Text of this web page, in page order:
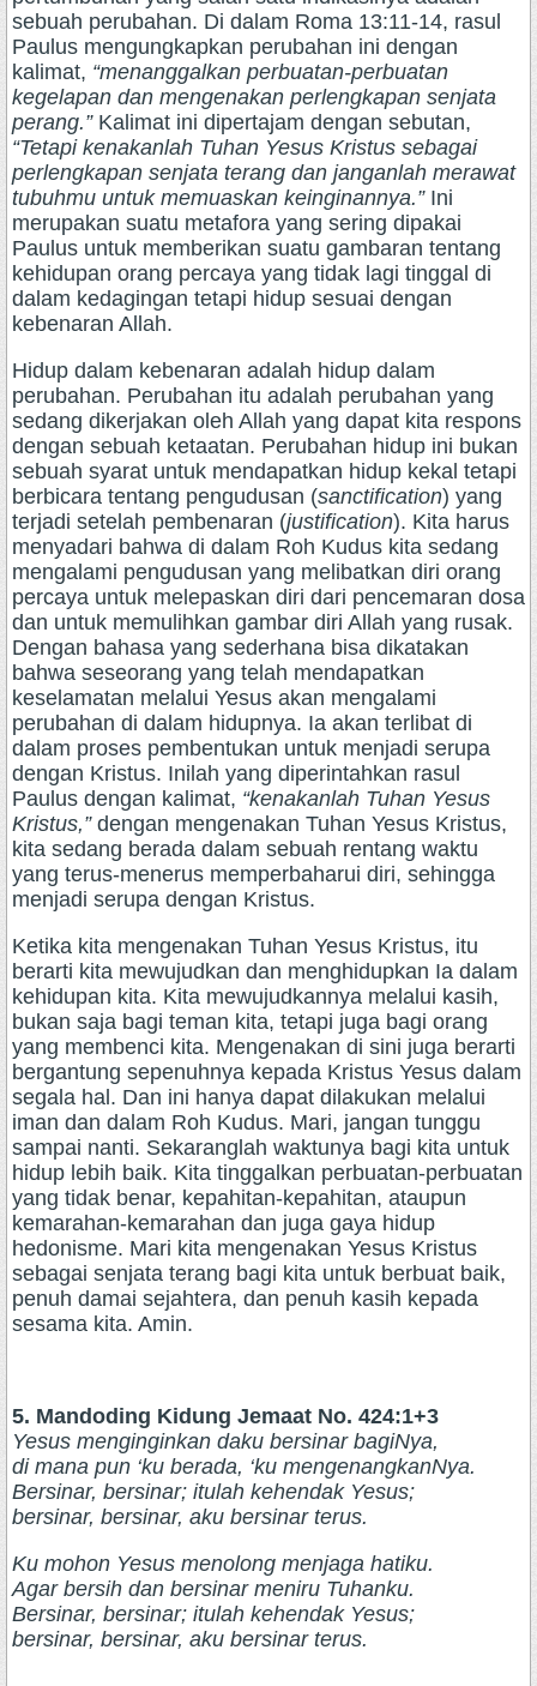
sebuah perubahan. Di dalam Roma 13:11-14, rasul
Paulus mengungkapkan perubahan ini dengan
kalimat, “menanggalkan perbuatan-perbuatan
kegelapan dan mengenakan perlengkapan senjata
perang.”Kalimat ini dipertajam dengan sebutan,
“Tetapi kenakanlah Tuhan Yesus Kristus sebagai
perlengkapan senjata terang dan janganlah merawat
tubuhmu untuk memuaskan keinginannya.”Ini
merupakan suatu metafora yang sering dipakai
Paulus untuk memberikan suatu gambaran tentang
kehidupan orang percaya yang tidak lagi tinggal di
dalam kedagingan tetapi hidup sesuai dengan
kebenaran Allah.
Hidup dalam kebenaran adalah hidup dalam
perubahan. Perubahan itu adalah perubahan yang
sedang dikerjakan oleh Allah yang dapat kita respons
dengan sebuah ketaatan. Perubahan hidup ini bukan
sebuah syarat untuk mendapatkan hidup kekal tetapi
berbicara tentang pengudusan (sanctification) yang
terjadi setelah pembenaran (justification). Kita harus
menyadari bahwa di dalam Roh Kudus kita sedang
mengalami pengudusan yang melibatkan diri orang
percaya untuk melepaskan diri dari pencemaran dosa
dan untuk memulihkan gambar diri Allah yang rusak.
Dengan bahasa yang sederhana bisa dikatakan
bahwa seseorang yang telah mendapatkan
keselamatan melalui Yesus akan mengalami
perubahan di dalam hidupnya. Ia akan terlibat di
dalam proses pembentukan untuk menjadi serupa
dengan Kristus. Inilah yang diperintahkan rasul
Paulus dengan kalimat, “kenakanlah Tuhan Yesus
Kristus,”dengan mengenakan Tuhan Yesus Kristus,
kita sedang berada dalam sebuah rentang waktu
yang terus-menerus memperbaharui diri, sehingga
menjadi serupa dengan Kristus.
Ketika kita mengenakan Tuhan Yesus Kristus, itu
berarti kita mewujudkan dan menghidupkan Ia dalam
kehidupan kita. Kita mewujudkannya melalui kasih,
bukan saja bagi teman kita, tetapi juga bagi orang
yang membenci kita. Mengenakan di sini juga berarti
bergantung sepenuhnya kepada Kristus Yesus dalam
segala hal. Dan ini hanya dapat dilakukan melalui
iman dan dalam Roh Kudus. Mari, jangan tunggu
sampai nanti. Sekaranglah waktunya bagi kita untuk
hidup lebih baik. Kita tinggalkan perbuatan-perbuatan
yang tidak benar, kepahitan-kepahitan, ataupun
kemarahan-kemarahan dan juga gaya hidup
hedonisme. Mari kita mengenakan Yesus Kristus
sebagai senjata terang bagi kita untuk berbuat baik,
penuh damai sejahtera, dan penuh kasih kepada
sesama kita. Amin.
5. Mandoding Kidung Jemaat No. 424:1+3
Yesus menginginkan daku bersinar bagiNya,
di mana pun ‘ku berada, ‘ku mengenangkanNya.
Bersinar, bersinar; itulah kehendak Yesus;
bersinar, bersinar, aku bersinar terus.
Ku mohon Yesus menolong menjaga hatiku.
Agar bersih dan bersinar meniru Tuhanku.
Bersinar, bersinar; itulah kehendak Yesus;
bersinar, bersinar, aku bersinar terus.